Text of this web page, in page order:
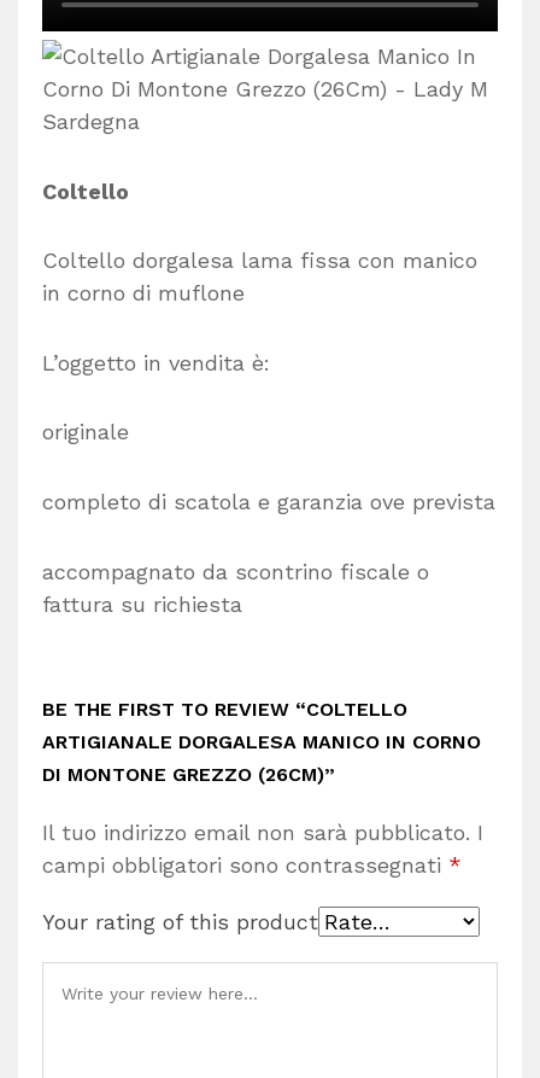
Coltello
Coltello dorgalesa lama fissa con manico
in corno di muflone
L’oggetto in vendita è:
originale
completo di scatola e garanzia ove prevista
accompagnato da scontrino fiscale o
fattura su richiesta
BE THE FIRST TO REVIEW “COLTELLO
ARTIGIANALE DORGALESA MANICO IN CORNO
DI MONTONE GREZZO (26CM)”
Il tuo indirizzo email non sarà pubblicato. I
campi obbligatori sono contrassegnati *
Your rating of this product